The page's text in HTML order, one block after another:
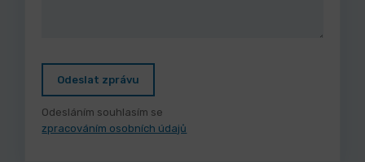
Odeslat zprávu
Odesláním souhlasím se
zpracováním osobních údajů